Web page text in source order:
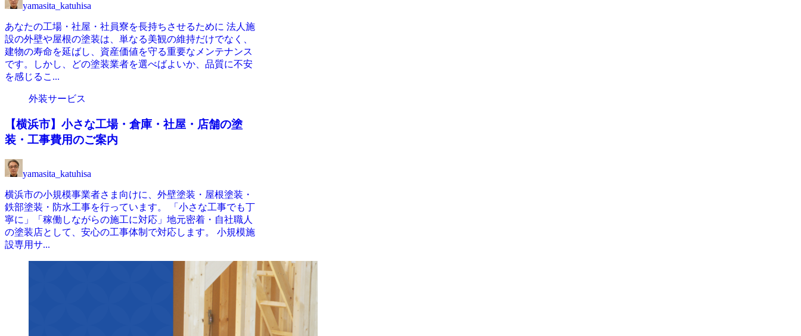
yamasita_katuhisa
あなたの工場・社屋・社員寮を長持ちさせるために 法人施
設の外壁や屋根の塗装は、単なる美観の維持だけでなく、
建物の寿命を延ばし、資産価値を守る重要なメンテナンス
です。しかし、どの塗装業者を選べばよいか、品質に不安
を感じるこ...
外装サービス
【横浜市】小さな工場・倉庫・社屋・店舗の塗
装・工事費用のご案内
yamasita_katuhisa
横浜市の小規模事業者さま向けに、外壁塗装・屋根塗装・
鉄部塗装・防水工事を行っています。 「小さな工事でも丁
寧に」「稼働しながらの施工に対応」地元密着・自社職人
の塗装店として、安心の工事体制で対応します。 小規模施
設専用サ...